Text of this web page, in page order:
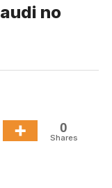
no
0
Shares